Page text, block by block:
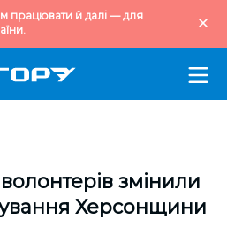
працювати й далі — для
змінили
Херсонщини